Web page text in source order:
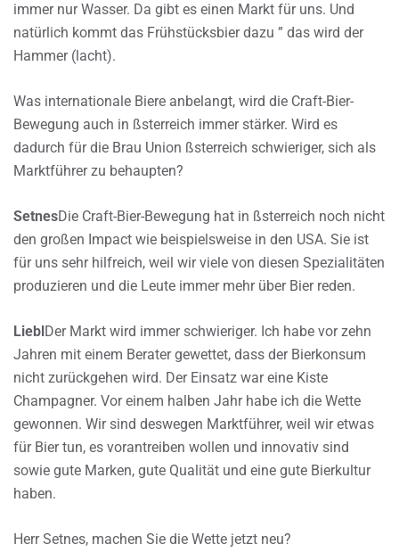
immer nur Wasser. Da gibt es einen Markt für uns. Und
natürlich kommt das Frühstücksbier dazu ” das wird der
Hammer (lacht).
Was internationale Biere anbelangt, wird die Craft-Bier-
Bewegung auch in ßsterreich immer stärker. Wird es
dadurch für die Brau Union ßsterreich schwieriger, sich als
Marktführer zu behaupten?
SetnesDie Craft-Bier-Bewegung hat in ßsterreich noch nicht
den großen Impact wie beispielsweise in den USA. Sie ist
für uns sehr hilfreich, weil wir viele von diesen Spezialitäten
produzieren und die Leute immer mehr über Bier reden.
LieblDer Markt wird immer schwieriger. Ich habe vor zehn
Jahren mit einem Berater gewettet, dass der Bierkonsum
nicht zurückgehen wird. Der Einsatz war eine Kiste
Champagner. Vor einem halben Jahr habe ich die Wette
gewonnen. Wir sind deswegen Marktführer, weil wir etwas
für Bier tun, es vorantreiben wollen und innovativ sind
sowie gute Marken, gute Qualität und eine gute Bierkultur
haben.
Herr Setnes, machen Sie die Wette jetzt neu?